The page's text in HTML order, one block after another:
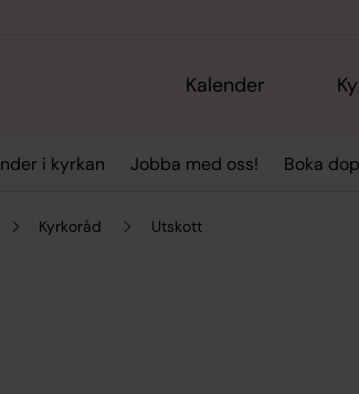
Kalender
i kyrkan Jobba med oss! Boka dop
Kyrkoråd Utskott